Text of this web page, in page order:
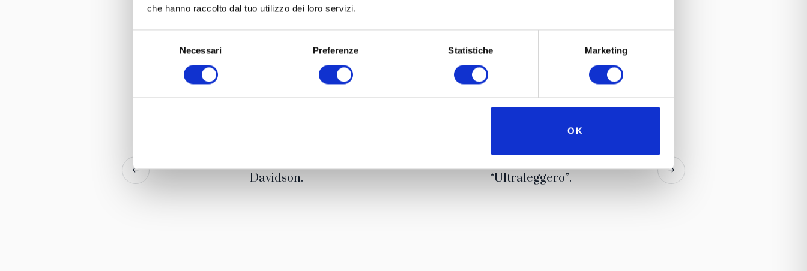
che hanno raccolto dal tuo utilizzo dei loro servizi.
Necessari Preferenze Statistiche Marketing
OK
Davidson.
“Ultraleggero”.